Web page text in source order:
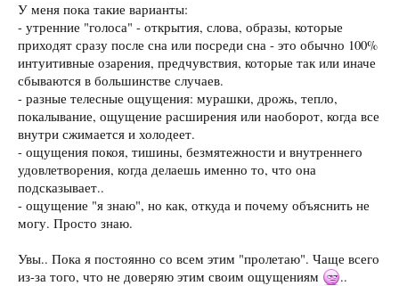
У меня пока такие варианты:
- утренние "голоса" - открытия, слова, образы, которые
приходят сразу после сна или посреди сна - это обычно 100%
интуитивные озарения, предчувствия, которые так или иначе
сбываются в большинстве случаев.
- разные телесные ощущения: мурашки, дрожь, тепло,
покалывание, ощущение расширения или наоборот, когда все
внутри сжимается и холодеет.
- ощущения покоя, тишины, безмятежности и внутреннего
удовлетворения, когда делаешь именно то, что она
подсказывает..
- ощущение "я знаю", но как, откуда и почему объяснить не
могу. Просто знаю.
Увы.. Пока я постоянно со всем этим "пролетаю". Чаще всего
из-за того, что не доверяю этим своим ощущениям
..